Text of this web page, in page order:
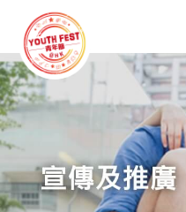
主
要
內
容